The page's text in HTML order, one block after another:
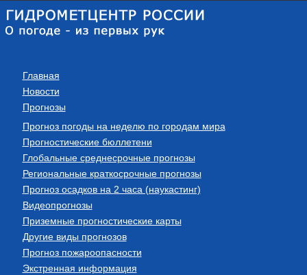
Главная
Новости
Прогнозы
Прогноз погоды на неделю по городам мира
Прогностические бюллетени
Глобальные среднесрочные прогнозы
Региональные краткосрочные прогнозы
Прогноз осадков на 2 часа (наукастинг)
Видеопрогнозы
Приземные прогностические карты
Другие виды прогнозов
Прогноз пожароопасности
Экстренная информация